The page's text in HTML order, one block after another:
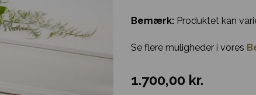
Bemærk: Produktet kan
Se flere muligheder i vores
1.700,00 kr.